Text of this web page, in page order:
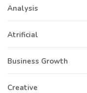
Analysis
Atrificial
Business Growth
Creative